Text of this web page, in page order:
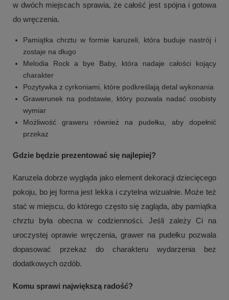
w dwóch miejscach sprawia, że całość jest spójna i gotowa
do wręczenia.
Pamiątka chrztu w formie karuzeli, która buduje nastrój i
zostaje na długo
Melodia Rock a bye Baby, która nadaje całości kojący
charakter
Pozytywka z cyrkoniami, które podkreślają detal wykonania
Grawerunek na podstawie, który pozwala nadać osobisty
wymiar
Możliwość graweru również na pudełku, aby dopełnić
przekaz
Gdzie będzie prezentować się najlepiej?
Karuzela dobrze wygląda jako element dekoracji dziecięcego
pokoju, bo jej forma jest lekka i czytelna wizualnie. Może też
stać w miejscu, do którego często się zagląda, aby pamiątka
chrztu była obecna w codzienności. Jeśli zależy Ci na
uroczystej oprawie wręczenia, grawer na pudełku pozwala
dopasować przekaz do charakteru wydarzenia bez
dodatkowych ozdób.
Komu sprawi największą radość?